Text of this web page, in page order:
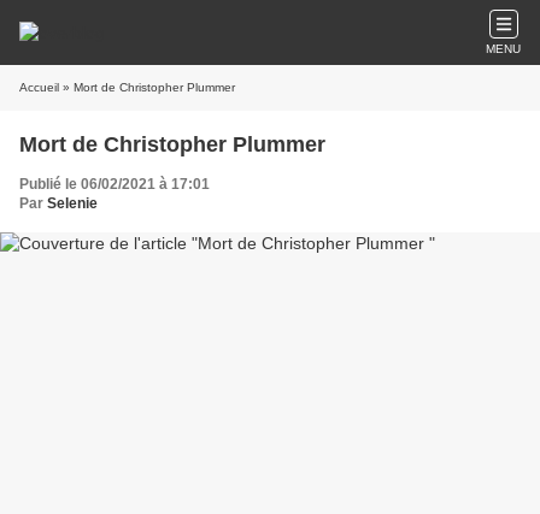
MENU
Accueil » Mort de Christopher Plummer
Mort de Christopher Plummer
Publié le 06/02/2021 à 17:01
Par Selenie